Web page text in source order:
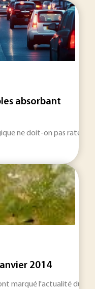
absorbant
ne doit-on pas rater en
2014
marqué l'actualité du